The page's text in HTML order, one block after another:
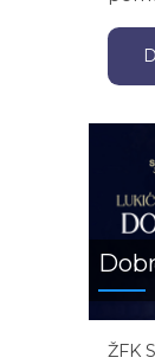
ŽFK